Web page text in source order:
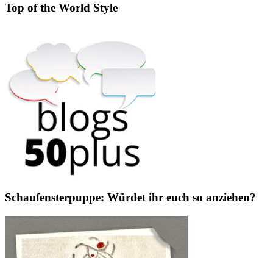
Top of the World Style
Schaufensterpuppe: Würdet ihr euch so anziehen?